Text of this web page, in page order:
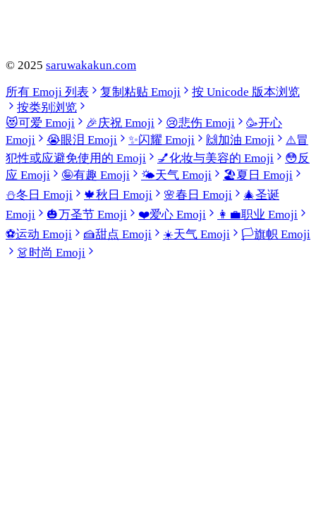
© 2025 saruwakakun.com
所有 Emoji 列表
复制粘贴 Emoji
按 Unicode 版本浏览
按类别浏览
😻可爱 Emoji 🎉庆祝 Emoji 😢悲伤 Emoji 🥳开心
Emoji
😭眼泪 Emoji ✨闪耀 Emoji 🙌加油 Emoji ⚠️冒
犯性或应避免使用的 Emoji
💅化妆与美容的 Emoji 😳反
应 Emoji
🤪有趣 Emoji 🌤️天气 Emoji 🏖️夏日 Emoji
⛄冬日 Emoji 🍁秋日 Emoji 🌸春日 Emoji 🎄圣诞
Emoji
🎃万圣节 Emoji ❤️爱心 Emoji 👩‍💼职业 Emoji
⚽运动 Emoji 🍰甜点 Emoji ☀️天气 Emoji 🏳️旗帜 Emoji
👗时尚 Emoji